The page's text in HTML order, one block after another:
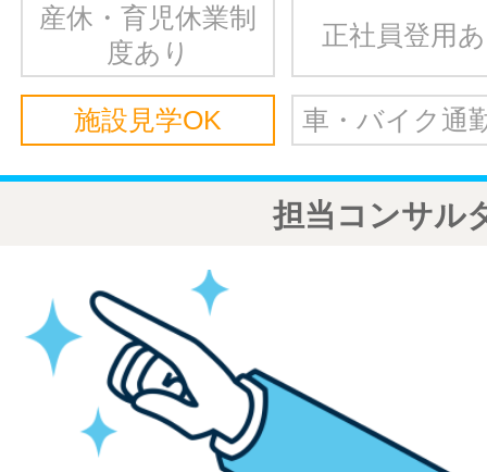
産休・育児休業制
度あり
正社員登用
施設見学OK 車・バイク通
担当コンサル